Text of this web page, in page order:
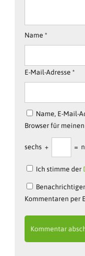
Name *
E-Mail-Adresse *
Name, E-Mail-
Browser für
sechs + =
Ich stimme der
Kommentaren per